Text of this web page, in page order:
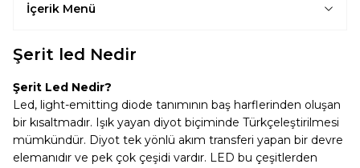
İçerik Menü
Şerit led Nedir
Şerit Led Nedir?
Led, light-emitting diode tanımının baş harflerinden oluşan
bir kısaltmadır. Işık yayan diyot biçiminde Türkçeleştirilmesi
mümkündür. Diyot tek yönlü akım transferi yapan bir devre
elemanıdır ve pek çok çeşidi vardır. LED bu çeşitlerden